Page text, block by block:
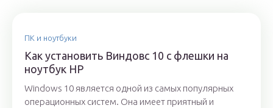
ПК и ноутбуки
Как установить Виндовс 10 с флешки на
ноутбук HP
Windows 10 является одной из самых популярных
операционных систем. Она имеет приятный и